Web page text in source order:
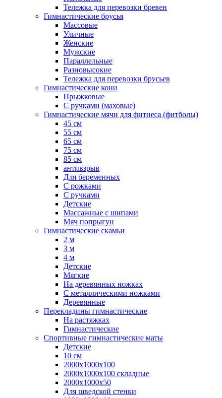
Тележка для перевозки бревен
Гимнастические брусья
Массовые
Уличные
Женские
Мужские
Параллельные
Разновысокие
Тележка для перевозки брусьев
Гимнастические кони
Прыжковые
С ручками (маховые)
Гимнастические мячи для фитнеса (фитболы)
45 см
55 см
65 см
75 см
85 см
антивзрыв
Для беременных
С рожками
С ручками
Детские
Массажные с шипами
Мяч попрыгун
Гимнастические скамьи
2 м
3 м
4 м
Детские
Мягкие
На деревянных ножках
С металлическими ножками
Деревянные
Перекладины гимнастические
На растяжках
Гимнастические
Спортивные гимнастические маты
Детские
10 см
2000х1000х100
2000х1000х100 складные
2000х1000х50
Для шведской стенки